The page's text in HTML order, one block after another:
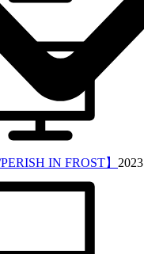
IN FROST】 2023